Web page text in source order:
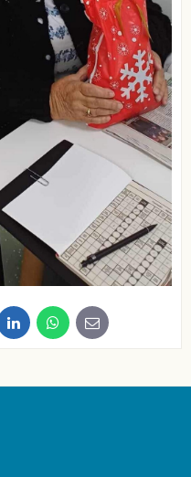
LinkedInWhatsApp
E-
mail